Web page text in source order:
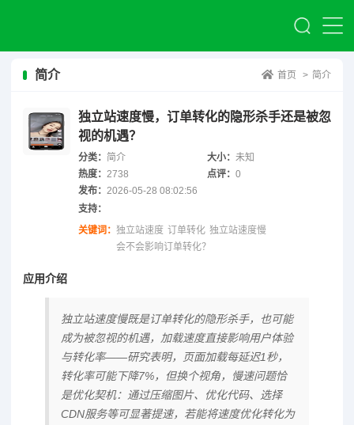
简介 首页 > 简介
独立站速度慢，订单转化的隐形杀手还是被忽
视的机遇？
分类： 简介 大小：未知
热度： 2738 点评：0
发布： 2026-05-28 08:02:56
支持：
关键词： 独立站速度 订单转化 独立站速度慢
会不会影响订单转化？
应用介绍
独立站速度慢既是订单转化的隐形杀手，也可能
成为被忽视的机遇，加载速度直接影响用户体验
与转化率——研究表明，页面加载每延迟1秒，
转化率可能下降7%，但换个视角，慢速问题恰
是优化契机：通过压缩图片、优化代码、选择
CDN服务等可显著提速，若能将速度优化转化为